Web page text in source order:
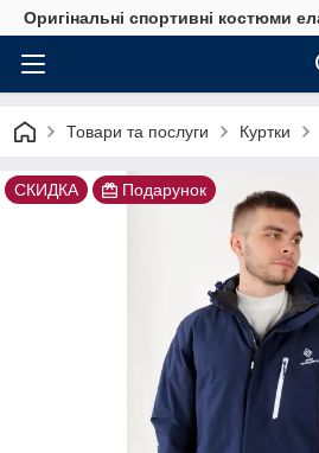
Оригінальні спортивні костюми
Товари та послуги Куртки
СКИДКА Подарунок